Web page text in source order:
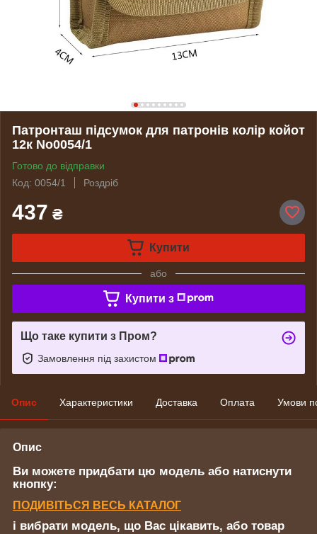
Патронташ підсумок для патронів колір койот
12к No0054/1
Готово до відправки
Код: 0054/1
Роздріб
437 ₴
Купити
або
Купити з
Що таке купити з Пром?
Замовлення під захистом
Опис Характеристики Доставка Оплата Умови
Опис
Ви можете придбати цю модель або натиснути
кнопку:
ПОДИВІТЬСЯ ВЕСЬ КАТАЛОГ
і вибрати модель, що Вас цікавить, або товар